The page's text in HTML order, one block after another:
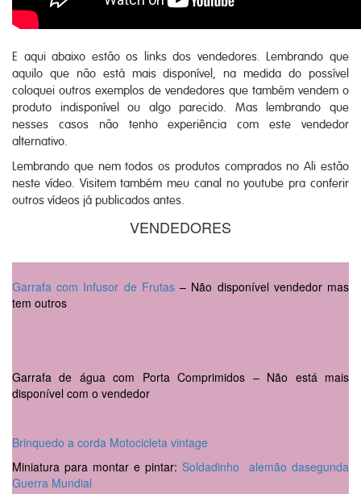
E aqui abaixo estão os links dos vendedores. Lembrando que
aquilo que não está mais disponível, na medida do possível
coloquei outros exemplos de vendedores que também vendem o
produto indisponível ou algo parecido. Mas lembrando que
nesses casos não tenho experiência com este vendedor
alternativo.
Lembrando que nem todos os produtos comprados no Ali estão
neste vídeo. Visitem também meu canal no youtube pra conferir
outros vídeos já publicados antes.
VENDEDORES
Garrafa com Infusor de Frutas– Não disponível vendedor mas
tem outros
Garrafa de água com Porta Comprimidos – Não está mais
disponível com o vendedor
Brinquedo a corda Motocicleta vintage
Miniatura para montar e pintar: Soldadinho alemão dasegunda
Guerra Mundial